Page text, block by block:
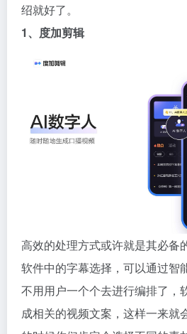
绍就好了。
1、度加剪辑
高效的处理方式或许就是其必备
软件中的字幕选择，可以通过智
不用用户一个个去进行编排了，
成相关的视频文案，这样一来就